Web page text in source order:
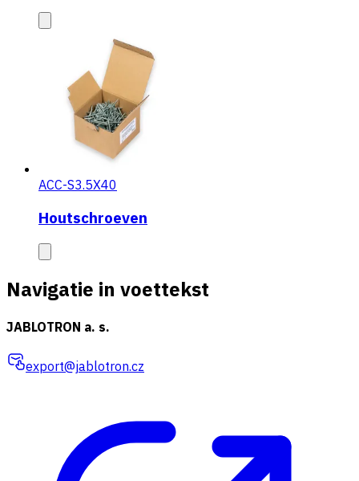
ACC-S3.5X40
Houtschroeven
Navigatie in voettekst
JABLOTRON a. s.
export@jablotron.cz